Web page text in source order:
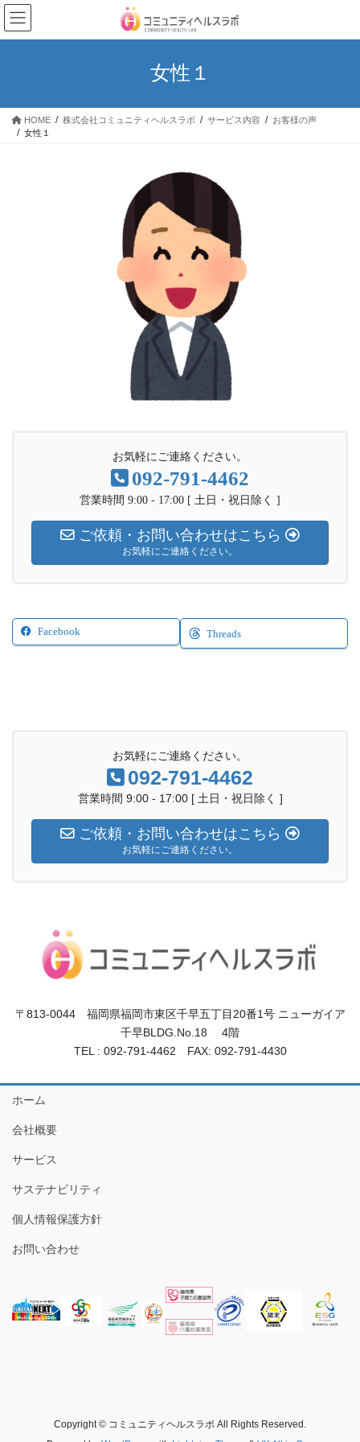
コ
ン
テ
ス
ナ
ビ
ゲ
ン
女性１
HOME 株式会社コミュニティヘルスラボ サービス内容
お客様の声
女性１
お気軽にご連絡ください。
092-791-4462
営業時間 9:00 - 17:00 [ 土日・祝日除く ]
ご依頼・お問い合わせはこちら
お気軽にご連絡ください。
Facebook Threads
お気軽にご連絡ください。
092-791-4462
営業時間 9:00 - 17:00 [ 土日・祝日除く ]
ご依頼・お問い合わせはこちら
お気軽にご連絡ください。
〒813-0044 福岡県福岡市東区千早五丁目20番1号 ニューガイア
千早BLDG.No.18 4階
TEL : 092-791-4462 FAX: 092-791-4430
ホーム
会社概要
サービス
サステナビリティ
個人情報保護方針
お問い合わせ
Copyright © コミュニティヘルスラボ All Rights Reserved.